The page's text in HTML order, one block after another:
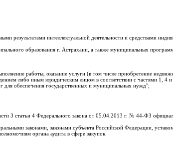
результатами интеллектуальной деятельности и средствами
образования г. Астрахани, а также муниципальных
работы, оказание услуги (в том числе приобретение
либо иным юридическим лицом в соответствии с частями 1, 4 и
для обеспечения государственных и муниципальных нужд";
3 статьи 4 Федерального закона от 05.04.2013 г. № 44-ФЗ
законами, законами субъекта Российской Федерации,
органа аудита в сфере закупок.